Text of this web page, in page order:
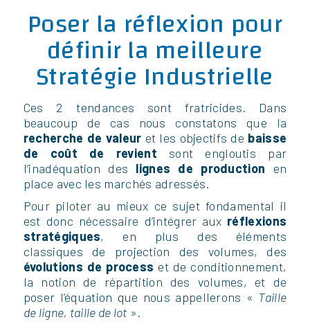
Poser la réflexion pour
définir la meilleure
Stratégie Industrielle
Ces 2 tendances sont fratricides. Dans
beaucoup de cas nous constatons que la
recherche de valeur et les objectifs de baisse
de coût de revient sont engloutis par
l’inadéquation des lignes de production en
place avec les marchés adressés.
Pour piloter au mieux ce sujet fondamental il
est donc nécessaire d’intégrer aux réflexions
stratégiques, en plus des éléments
classiques de projection des volumes, des
évolutions de process et de conditionnement,
la notion de répartition des volumes, et de
poser l’équation que nous appellerons « Taille
de ligne, taille de lot ».